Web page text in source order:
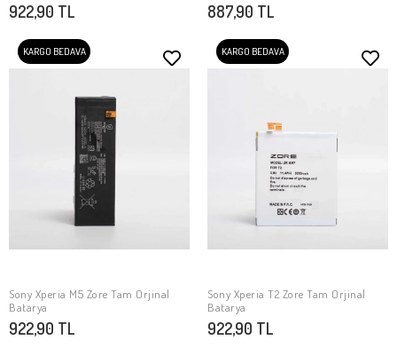
922,90 TL 887,90 TL
KARGO BEDAVA
SEPETE EKLE
Sony Xperia M5 Zore Tam Orjinal
Batarya
922,90 TL
KARGO BEDAVA
SEPETE EKLE
Sony Xperia T2 Zore Tam Orjinal
Batarya
922,90 TL